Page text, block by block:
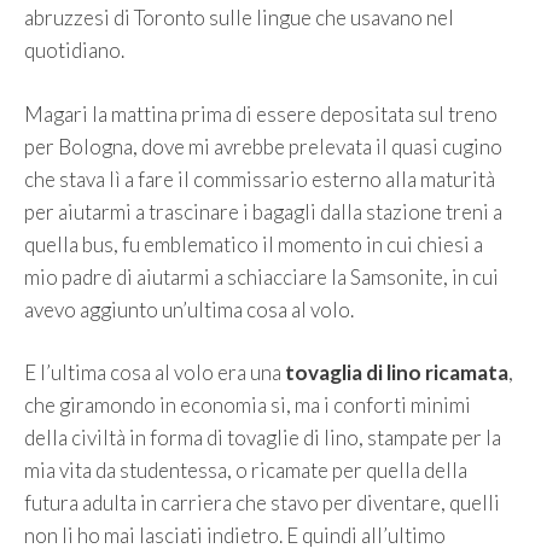
abruzzesi di Toronto sulle lingue che usavano nel
quotidiano.
Magari la mattina prima di essere depositata sul treno
per Bologna, dove mi avrebbe prelevata il quasi cugino
che stava lì a fare il commissario esterno alla maturità
per aiutarmi a trascinare i bagagli dalla stazione treni a
quella bus, fu emblematico il momento in cui chiesi a
mio padre di aiutarmi a schiacciare la Samsonite, in cui
avevo aggiunto un’ultima cosa al volo.
E l’ultima cosa al volo era una tovaglia di lino ricamata,
che giramondo in economia si, ma i conforti minimi
della civiltà in forma di tovaglie di lino, stampate per la
mia vita da studentessa, o ricamate per quella della
futura adulta in carriera che stavo per diventare, quelli
non li ho mai lasciati indietro. E quindi all’ultimo